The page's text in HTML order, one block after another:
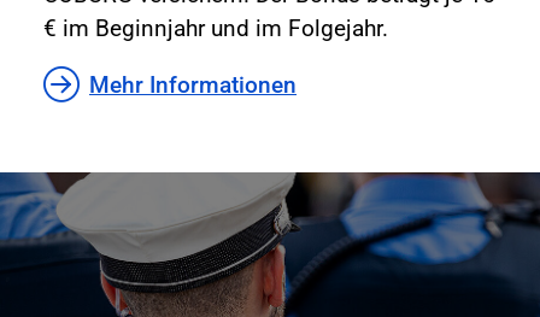
€ im Beginnjahr und im Folgejahr.
Mehr Informationen